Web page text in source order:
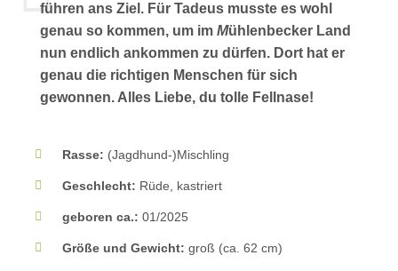
führen ans Ziel. Für Tadeus musste es wohl
genau so kommen, um im Mühlenbecker Land
nun endlich ankommen zu dürfen. Dort hat er
genau die richtigen Menschen für sich
gewonnen. Alles Liebe, du tolle Fellnase!
Rasse: (Jagdhund-)Mischling
Geschlecht: Rüde, kastriert
geboren ca.: 01/2025
Größe und Gewicht: groß (ca. 62 cm)